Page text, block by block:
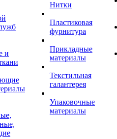
и
Нитки
Пластиковая
фурнитура
Прикладные
материалы
Текстильная
галантерея
Упаковочные
материалы